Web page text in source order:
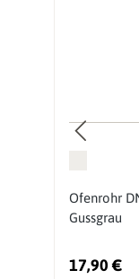
Ofenrohr
Gussgrau
17,90 €